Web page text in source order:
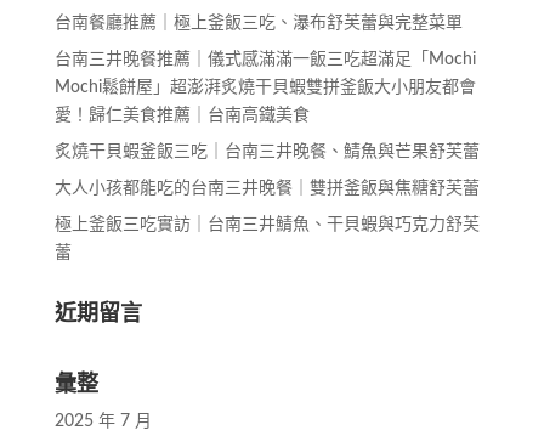
台南餐廳推薦｜極上釜飯三吃、瀑布舒芙蕾與完整菜單
台南三井晚餐推薦｜儀式感滿滿一飯三吃超滿足「Mochi
Mochi鬆餅屋」超澎湃炙燒干貝蝦雙拼釜飯大小朋友都會
愛！歸仁美食推薦｜台南高鐵美食
炙燒干貝蝦釜飯三吃｜台南三井晚餐、鯖魚與芒果舒芙蕾
大人小孩都能吃的台南三井晚餐｜雙拼釜飯與焦糖舒芙蕾
極上釜飯三吃實訪｜台南三井鯖魚、干貝蝦與巧克力舒芙
蕾
近期留言
彙整
2025 年 7 月